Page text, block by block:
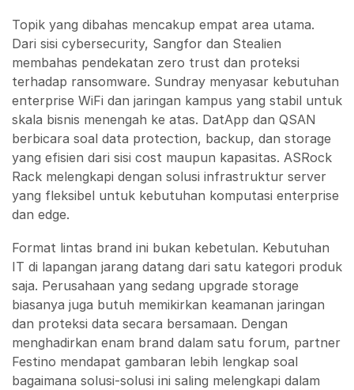
Topik yang dibahas mencakup empat area utama.
Dari sisi cybersecurity, Sangfor dan Stealien
membahas pendekatan zero trust dan proteksi
terhadap ransomware. Sundray menyasar kebutuhan
enterprise WiFi dan jaringan kampus yang stabil untuk
skala bisnis menengah ke atas. DatApp dan QSAN
berbicara soal data protection, backup, dan storage
yang efisien dari sisi cost maupun kapasitas. ASRock
Rack melengkapi dengan solusi infrastruktur server
yang fleksibel untuk kebutuhan komputasi enterprise
dan edge.
Format lintas brand ini bukan kebetulan. Kebutuhan
IT di lapangan jarang datang dari satu kategori produk
saja. Perusahaan yang sedang upgrade storage
biasanya juga butuh memikirkan keamanan jaringan
dan proteksi data secara bersamaan. Dengan
menghadirkan enam brand dalam satu forum, partner
Festino mendapat gambaran lebih lengkap soal
bagaimana solusi-solusi ini saling melengkapi dalam